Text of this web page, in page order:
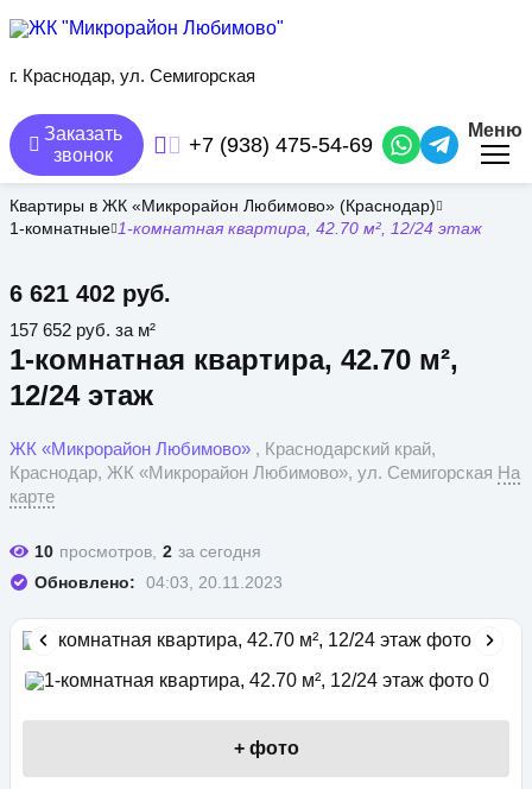
содержанию
г. Краснодар, ул. Семигорская
Заказать
звонок
+7 (938) 475-54-69
Меню
Квартиры в ЖК «Микрорайон Любимово» (Краснодар)
1-комнатные 1-комнатная квартира, 42.70 м², 12/24 этаж
1-комнатная квартира, 42.70 м²,
12/24 этаж
6 621 402 руб.
ЖК «Микрорайон Любимово» , Краснодарский край,
Краснодар, ЖК «Микрорайон Любимово», ул. Семигорская На
карте
157 652 руб. за м²
10 просмотров, 2 за сегодня
Обновлено:
04:03, 20.11.2023
+ фото